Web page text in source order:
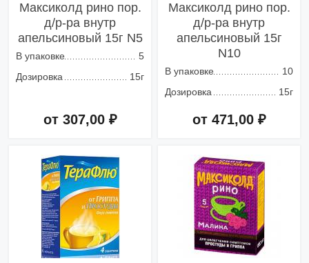
Максиколд рино пор.
д/р-ра внутр
апельсиновый 15г N5
В упаковке
5
Дозировка
15г
от 307,00 ₽
Максиколд рино пор.
д/р-ра внутр
апельсиновый 15г
N10
В упаковке
10
Дозировка
15г
от 471,00 ₽